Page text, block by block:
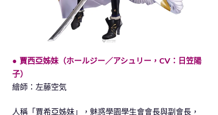
● 賈西亞姊妹（ホールジー／アシュリー，CV：日笠陽
子）
繪師：左藤空気
人稱「賈希亞姊妹」，魅惑學園學生會會長與副會長，